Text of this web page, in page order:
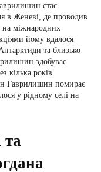
стає
в Женеві, де проводив
на міжнародних
йому вдалося
та близько
здобуває
кілька років
Гаврилишин помирає
у рідному селі на
та